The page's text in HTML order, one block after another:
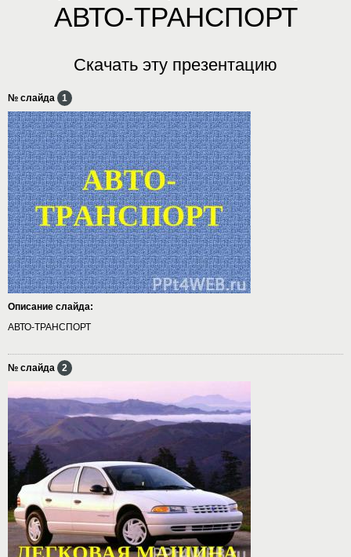
АВТО-ТРАНСПОРТ
Скачать эту презентацию
№ слайда 1
Описание слайда:
АВТО-ТРАНСПОРТ
№ слайда 2